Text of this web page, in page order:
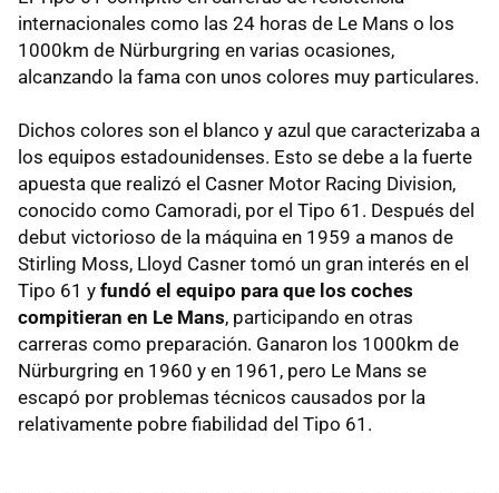
internacionales como las 24 horas de Le Mans o los
1000km de Nürburgring en varias ocasiones,
alcanzando la fama con unos colores muy particulares.
Dichos colores son el blanco y azul que caracterizaba a
los equipos estadounidenses. Esto se debe a la fuerte
apuesta que realizó el Casner Motor Racing Division,
conocido como Camoradi, por el Tipo 61. Después del
debut victorioso de la máquina en 1959 a manos de
Stirling Moss, Lloyd Casner tomó un gran interés en el
Tipo 61 y fundó el equipo para que los coches
compitieran en Le Mans, participando en otras
carreras como preparación. Ganaron los 1000km de
Nürburgring en 1960 y en 1961, pero Le Mans se
escapó por problemas técnicos causados por la
relativamente pobre fiabilidad del Tipo 61.